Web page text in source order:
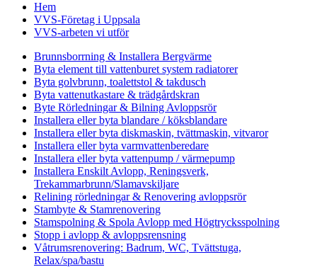
Hem
VVS-Företag i Uppsala
VVS-arbeten vi utför
Brunnsborrning & Installera Bergvärme
Byta element till vattenburet system radiatorer
Byta golvbrunn, toalettstol & takdusch
Byta vattenutkastare & trädgårdskran
Byte Rörledningar & Bilning Avloppsrör
Installera eller byta blandare / köksblandare
Installera eller byta diskmaskin, tvättmaskin, vitvaror
Installera eller byta varmvattenberedare
Installera eller byta vattenpump / värmepump
Installera Enskilt Avlopp, Reningsverk,
Trekammarbrunn/Slamavskiljare
Relining rörledningar & Renovering avloppsrör
Stambyte & Stamrenovering
Stamspolning & Spola Avlopp med Högtrycksspolning
Stopp i avlopp & avloppsrensning
Våtrumsrenovering: Badrum, WC, Tvättstuga,
Relax/spa/bastu